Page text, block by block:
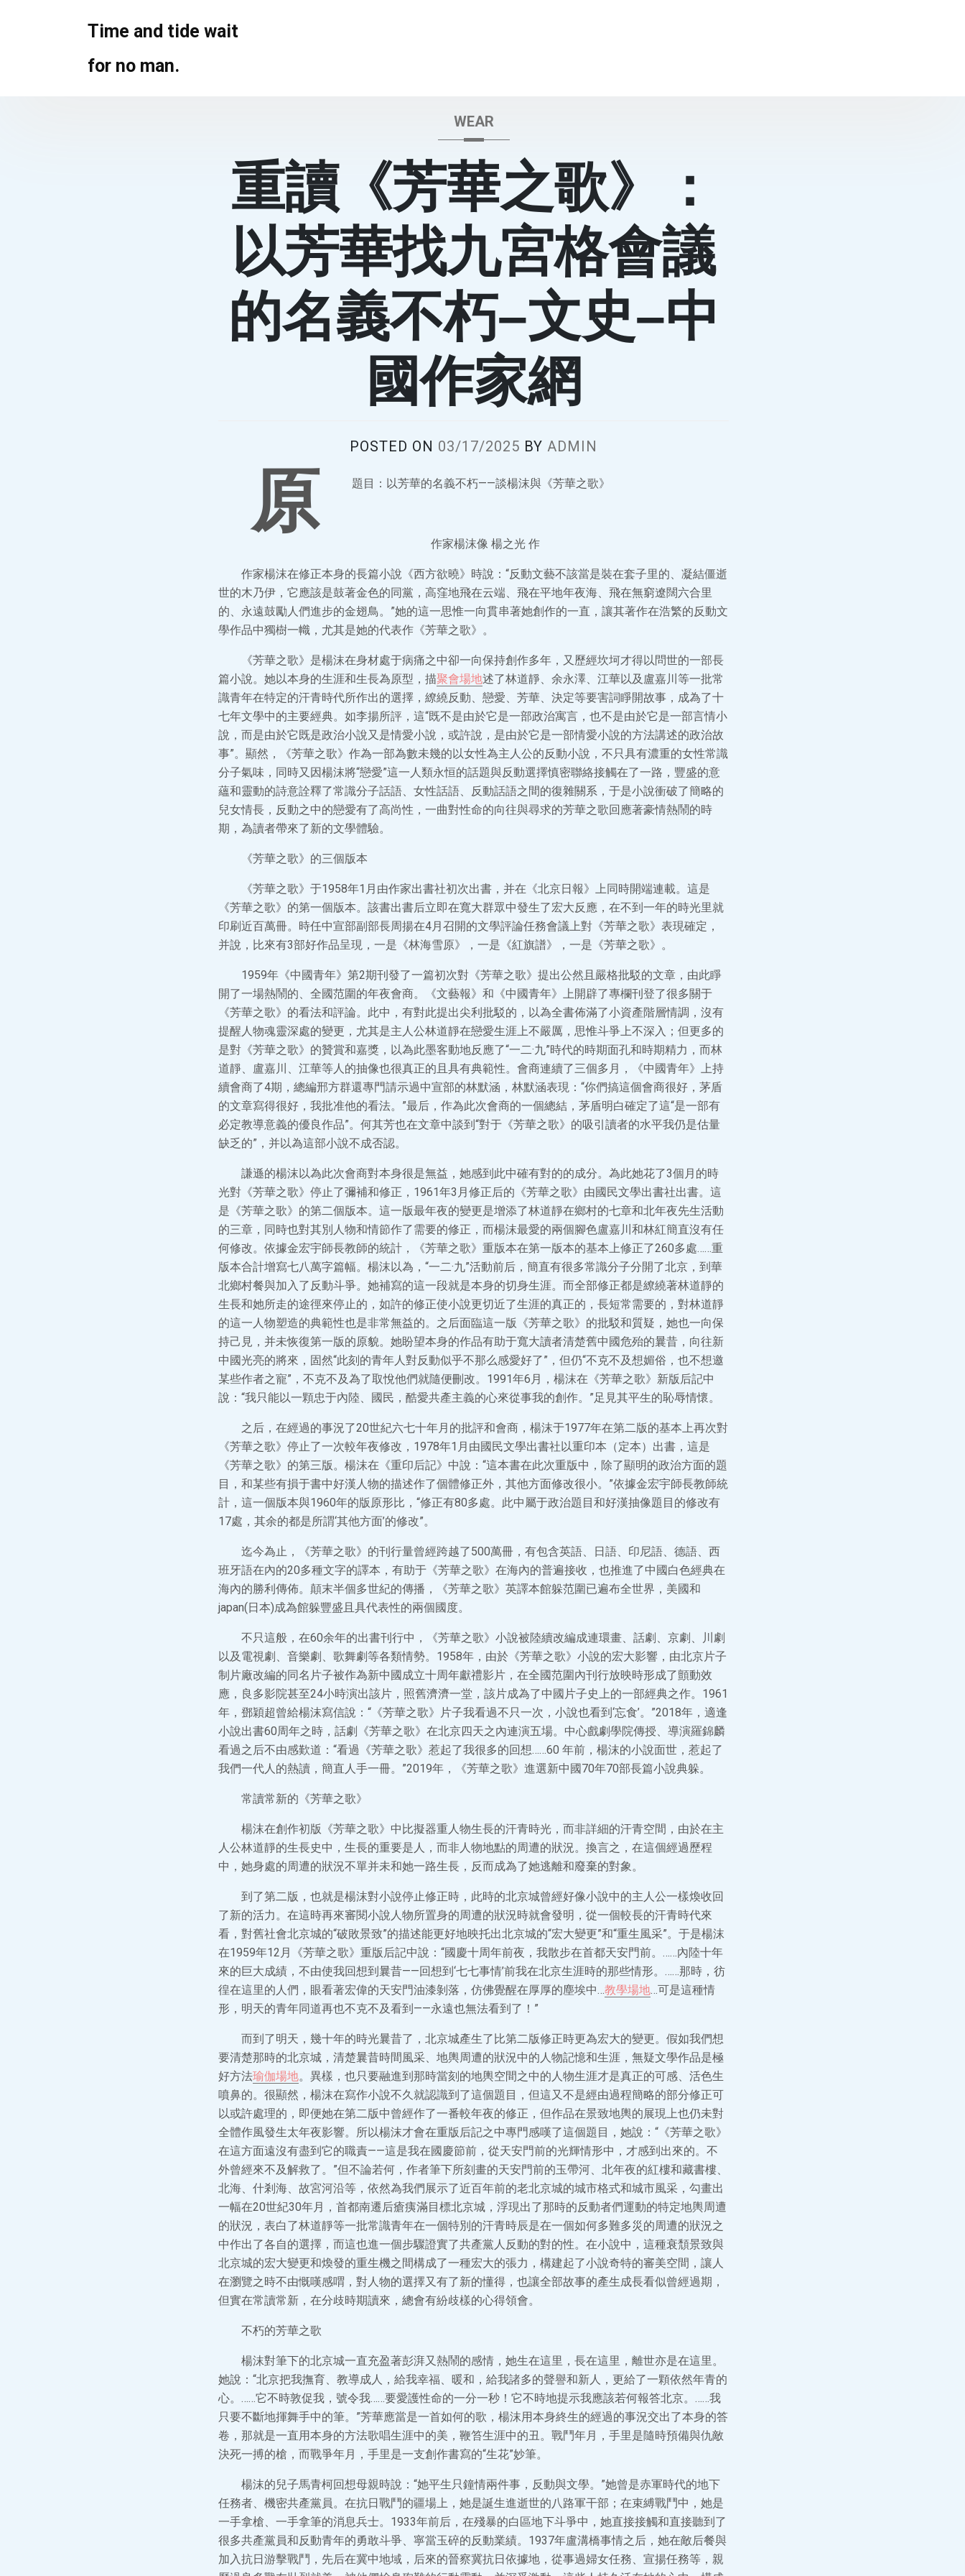
Time and tide wait
for no man.
WEAR
重讀《芳華之歌》：
以芳華找九宮格會議
的名義不朽–文史–中
國作家網
POSTED ON 03/17/2025 BY ADMIN
原 題目：以芳華的名義不朽——談楊沫與《芳華之歌》
作家楊沫像 楊之光 作
作家楊沫在修正本身的長篇小說《西方欲曉》時說：“反動文藝不該當是裝在套子里的、凝結僵逝
世的木乃伊，它應該是鼓著金色的同黨，高窪地飛在云端、飛在平地年夜海、飛在無窮遼闊六合里
的、永遠鼓勵人們進步的金翅鳥。”她的這一思惟一向貫串著她創作的一直，讓其著作在浩繁的反動文
學作品中獨樹一幟，尤其是她的代表作《芳華之歌》。
《芳華之歌》是楊沫在身材處于病痛之中卻一向保持創作多年，又歷經坎坷才得以問世的一部長
篇小說。她以本身的生涯和生長為原型，描聚會場地述了林道靜、余永澤、江華以及盧嘉川等一批常
識青年在特定的汗青時代所作出的選擇，繚繞反動、戀愛、芳華、決定等要害詞睜開故事，成為了十
七年文學中的主要經典。如李揚所評，這“既不是由於它是一部政治寓言，也不是由於它是一部言情小
說，而是由於它既是政治小說又是情愛小說，或許說，是由於它是一部情愛小說的方法講述的政治故
事”。顯然，《芳華之歌》作為一部為數未幾的以女性為主人公的反動小說，不只具有濃重的女性常識
分子氣味，同時又因楊沫將“戀愛”這一人類永恒的話題與反動選擇慎密聯絡接觸在了一路，豐盛的意
蘊和靈動的詩意詮釋了常識分子話語、女性話語、反動話語之間的復雜關系，于是小說衝破了簡略的
兒女情長，反動之中的戀愛有了高尚性，一曲對性命的向往與尋求的芳華之歌回應著豪情熱鬧的時
期，為讀者帶來了新的文學體驗。
《芳華之歌》的三個版本
《芳華之歌》于1958年1月由作家出書社初次出書，并在《北京日報》上同時開端連載。這是
《芳華之歌》的第一個版本。該書出書后立即在寬大群眾中發生了宏大反應，在不到一年的時光里就
印刷近百萬冊。時任中宣部副部長周揚在4月召開的文學評論任務會議上對《芳華之歌》表現確定，
并說，比來有3部好作品呈現，一是《林海雪原》，一是《紅旗譜》，一是《芳華之歌》。
1959年《中國青年》第2期刊發了一篇初次對《芳華之歌》提出公然且嚴格批駁的文章，由此睜
開了一場熱鬧的、全國范圍的年夜會商。《文藝報》和《中國青年》上開辟了專欄刊登了很多關于
《芳華之歌》的看法和評論。此中，有對此提出尖利批駁的，以為全書佈滿了小資產階層情調，沒有
提醒人物魂靈深處的變更，尤其是主人公林道靜在戀愛生涯上不嚴厲，思惟斗爭上不深入；但更多的
是對《芳華之歌》的贊賞和嘉獎，以為此墨客動地反應了“一二·九”時代的時期面孔和時期精力，而林
道靜、盧嘉川、江華等人的抽像也很真正的且具有典範性。會商連續了三個多月，《中國青年》上持
續會商了4期，總編邢方群還專門請示過中宣部的林默涵，林默涵表現：“你們搞這個會商很好，茅盾
的文章寫得很好，我批准他的看法。”最后，作為此次會商的一個總結，茅盾明白確定了這“是一部有
必定教導意義的優良作品”。何其芳也在文章中談到“對于《芳華之歌》的吸引讀者的水平我仍是估量
缺乏的”，并以為這部小說不成否認。
謙遜的楊沫以為此次會商對本身很是無益，她感到此中確有對的的成分。為此她花了3個月的時
光對《芳華之歌》停止了彌補和修正，1961年3月修正后的《芳華之歌》由國民文學出書社出書。這
是《芳華之歌》的第二個版本。這一版最年夜的變更是增添了林道靜在鄉村的七章和北年夜先生活動
的三章，同時也對其別人物和情節作了需要的修正，而楊沫最愛的兩個腳色盧嘉川和林紅簡直沒有任
何修改。依據金宏宇師長教師的統計，《芳華之歌》重版本在第一版本的基本上修正了260多處……重
版本合計增寫七八萬字篇幅。楊沫以為，“一二·九”活動前后，簡直有很多常識分子分開了北京，到華
北鄉村餐與加入了反動斗爭。她補寫的這一段就是本身的切身生涯。而全部修正都是繚繞著林道靜的
生長和她所走的途徑來停止的，如許的修正使小說更切近了生涯的真正的，長短常需要的，對林道靜
的這一人物塑造的典範性也是非常無益的。之后面臨這一版《芳華之歌》的批駁和質疑，她也一向保
持己見，并未恢復第一版的原貌。她盼望本身的作品有助于寬大讀者清楚舊中國危殆的曩昔，向往新
中國光亮的將來，固然“此刻的青年人對反動似乎不那么感愛好了”，但仍“不克不及想媚俗，也不想邀
某些作者之寵”，不克不及為了取悅他們就隨便刪改。1991年6月，楊沫在《芳華之歌》新版后記中
說：“我只能以一顆忠于內陸、國民，酷愛共產主義的心來從事我的創作。”足見其平生的恥辱情懷。
之后，在經過的事況了20世紀六七十年月的批評和會商，楊沫于1977年在第二版的基本上再次對
《芳華之歌》停止了一次較年夜修改，1978年1月由國民文學出書社以重印本（定本）出書，這是
《芳華之歌》的第三版。楊沫在《重印后記》中說：“這本書在此次重版中，除了顯明的政治方面的題
目，和某些有損于書中好漢人物的描述作了個體修正外，其他方面修改很小。”依據金宏宇師長教師統
計，這一個版本與1960年的版原形比，“修正有80多處。此中屬于政治題目和好漢抽像題目的修改有
17處，其余的都是所謂‘其他方面’的修改”。
迄今為止，《芳華之歌》的刊行量曾經跨越了500萬冊，有包含英語、日語、印尼語、德語、西
班牙語在內的20多種文字的譯本，有助于《芳華之歌》在海內的普遍接收，也推進了中國白色經典在
海內的勝利傳佈。顛末半個多世紀的傳播，《芳華之歌》英譯本館躲范圍已遍布全世界，美國和
japan(日本)成為館躲豐盛且具代表性的兩個國度。
不只這般，在60余年的出書刊行中，《芳華之歌》小說被陸續改編成連環畫、話劇、京劇、川劇
以及電視劇、音樂劇、歌舞劇等各類情勢。1958年，由於《芳華之歌》小說的宏大影響，由北京片子
制片廠改編的同名片子被作為新中國成立十周年獻禮影片，在全國范圍內刊行放映時形成了顫動效
應，良多影院甚至24小時演出該片，照舊濟濟一堂，該片成為了中國片子史上的一部經典之作。1961
年，鄧穎超曾給楊沫寫信說：“《芳華之歌》片子我看過不只一次，小說也看到‘忘食’。”2018年，適逢
小說出書60周年之時，話劇《芳華之歌》在北京四天之內連演五場。中心戲劇學院傳授、導演羅錦麟
看過之后不由感歎道：“看過《芳華之歌》惹起了我很多的回想……60 年前，楊沫的小說面世，惹起了
我們一代人的熱讀，簡直人手一冊。”2019年，《芳華之歌》進選新中國70年70部長篇小說典躲。
常讀常新的《芳華之歌》
楊沫在創作初版《芳華之歌》中比擬器重人物生長的汗青時光，而非詳細的汗青空間，由於在主
人公林道靜的生長史中，生長的重要是人，而非人物地點的周遭的狀況。換言之，在這個經過歷程
中，她身處的周遭的狀況不單并未和她一路生長，反而成為了她逃離和廢棄的對象。
到了第二版，也就是楊沫對小說停止修正時，此時的北京城曾經好像小說中的主人公一樣煥收回
了新的活力。在這時再來審閱小說人物所置身的周遭的狀況時就會發明，從一個較長的汗青時代來
看，對舊社會北京城的“破敗景致”的描述能更好地映托出北京城的“宏大變更”和“重生風采”。于是楊沫
在1959年12月《芳華之歌》重版后記中說：“國慶十周年前夜，我散步在首都天安門前。……內陸十年
來的巨大成績，不由使我回想到曩昔——回想到‘七七事情’前我在北京生涯時的那些情形。……那時，彷
徨在這里的人們，眼看著宏偉的天安門油漆剝落，仿佛覺醒在厚厚的塵埃中…教學場地…可是這種情
形，明天的青年同道再也不克不及看到——永遠也無法看到了！”
而到了明天，幾十年的時光曩昔了，北京城產生了比第二版修正時更為宏大的變更。假如我們想
要清楚那時的北京城，清楚曩昔時間風采、地輿周遭的狀況中的人物記憶和生涯，無疑文學作品是極
好方法瑜伽場地。異樣，也只要融進到那時當刻的地輿空間之中的人物生涯才是真正的可感、活色生
噴鼻的。很顯然，楊沫在寫作小說不久就認識到了這個題目，但這又不是經由過程簡略的部分修正可
以或許處理的，即便她在第二版中曾經作了一番較年夜的修正，但作品在景致地輿的展現上也仍未對
全體作風發生太年夜影響。所以楊沫才會在重版后記之中專門感嘆了這個題目，她說：“《芳華之歌》
在這方面遠沒有盡到它的職責——這是我在國慶節前，從天安門前的光輝情形中，才感到出來的。不
外曾經來不及解救了。”但不論若何，作者筆下所刻畫的天安門前的玉帶河、北年夜的紅樓和藏書樓、
北海、什剎海、故宮河沿等，依然為我們展示了近百年前的老北京城的城市格式和城市風采，勾畫出
一幅在20世紀30年月，首都南遷后瘡痍滿目標北京城，浮現出了那時的反動者們運動的特定地輿周遭
的狀況，表白了林道靜等一批常識青年在一個特別的汗青時辰是在一個如何多難多災的周遭的狀況之
中作出了各自的選擇，而這也進一個步驟證實了共產黨人反動的對的性。在小說中，這種衰頹景致與
北京城的宏大變更和煥發的重生機之間構成了一種宏大的張力，構建起了小說奇特的審美空間，讓人
在瀏覽之時不由慨嘆感喟，對人物的選擇又有了新的懂得，也讓全部故事的產生成長看似曾經過期，
但實在常讀常新，在分歧時期讀來，總會有紛歧樣的心得領會。
不朽的芳華之歌
楊沫對筆下的北京城一直充盈著彭湃又熱鬧的感情，她生在這里，長在這里，離世亦是在這里。
她說：“北京把我撫育、教導成人，給我幸福、暖和，給我諸多的聲譽和新人，更給了一顆依然年青的
心。……它不時敦促我，號令我……要愛護性命的一分一秒！它不時地提示我應該若何報答北京。……我
只要不斷地揮舞手中的筆。”芳華應當是一首如何的歌，楊沫用本身終生的經過的事況交出了本身的答
卷，那就是一直用本身的方法歌唱生涯中的美，鞭笞生涯中的丑。戰鬥年月，手里是隨時預備與仇敵
決死一搏的槍，而戰爭年月，手里是一支創作書寫的“生花”妙筆。
楊沫的兒子馬青柯回想母親時說：“她平生只鐘情兩件事，反動與文學。”她曾是赤軍時代的地下
任務者、機密共產黨員。在抗日戰鬥的疆場上，她是誕生進逝世的八路軍干部；在束縛戰鬥中，她是
一手拿槍、一手拿筆的消息兵士。1933年前后，在殘暴的白區地下斗爭中，她直接接觸和直接聽到了
很多共產黨員和反動青年的勇敢斗爭、寧當玉碎的反動業績。1937年盧溝橋事情之后，她在敵后餐與
加入抗日游擊戰鬥，先后在冀中地域，后來的晉察冀抗日依據地，從事過婦女任務、宣揚任務等，親